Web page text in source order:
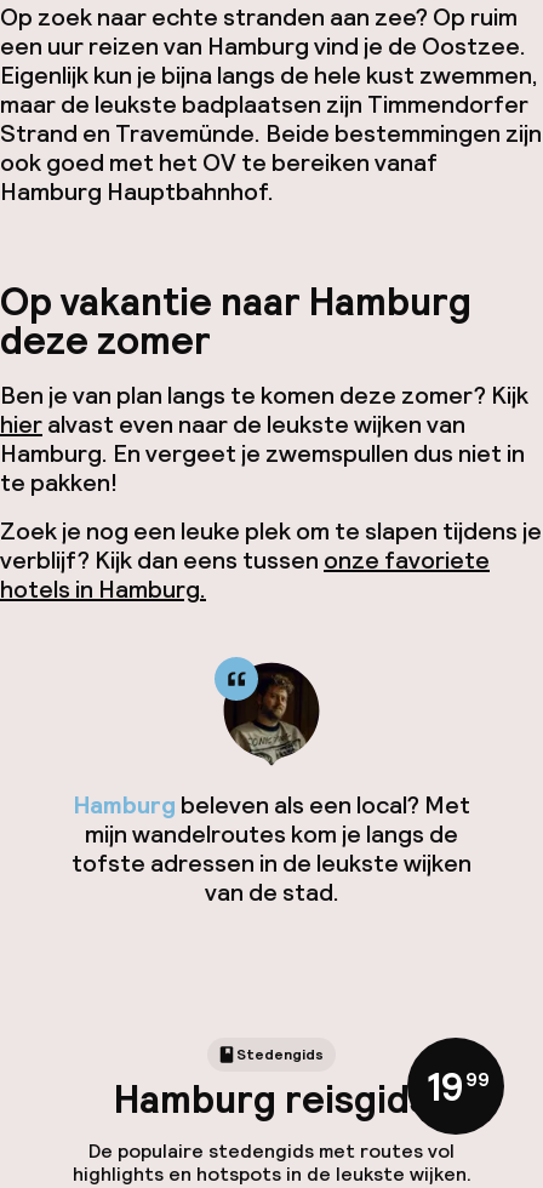
Op zoek naar echte stranden aan zee? Op ruim
een uur reizen van Hamburg vind je de Oostzee.
Eigenlijk kun je bijna langs de hele kust zwemmen,
maar de leukste badplaatsen zijn Timmendorfer
Strand en Travemünde. Beide bestemmingen zijn
ook goed met het OV te bereiken vanaf
Hamburg Hauptbahnhof.
Op vakantie naar Hamburg
deze zomer
Ben je van plan langs te komen deze zomer? Kijk
hieralvast even naar de leukste wijken van
Hamburg. En vergeet je zwemspullen dus niet in
te pakken!
Zoek je nog een leuke plek om te slapen tijdens je
verblijf? Kijk dan eens tussen onze favoriete
hotels in Hamburg.
Hamburg beleven als een local? Met
mijn wandelroutes kom je langs de
tofste adressen in de leukste wijken
van de stad.
Stedengids
Hamburg reisgids
De populaire stedengids met routes vol
highlights en hotspots in de leukste wijken.
19,99